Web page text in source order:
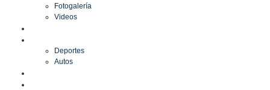
Fotogalería
Videos
Deportes
Autos